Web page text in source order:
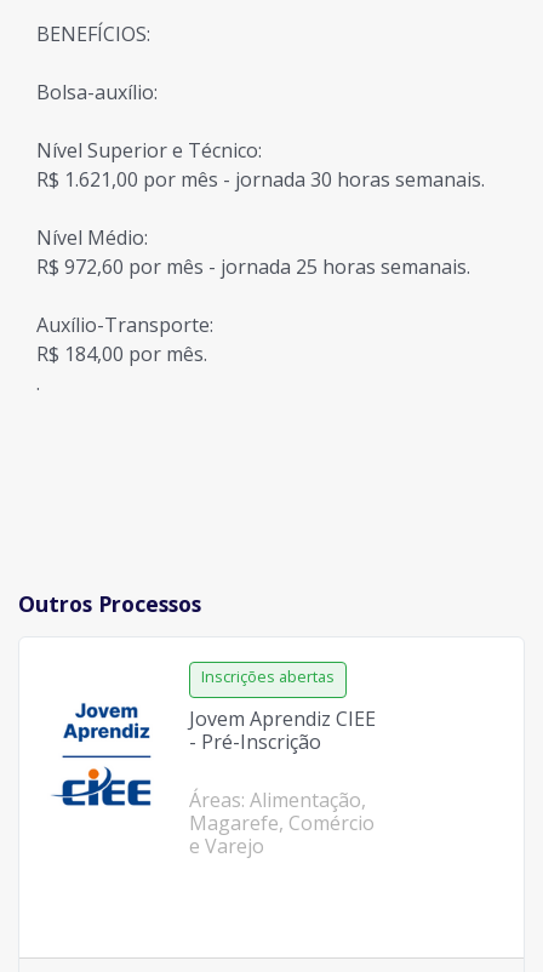
BENEFÍCIOS:
Bolsa-auxílio:
Nível Superior e Técnico:
R$ 1.621,00 por mês - jornada 30 horas semanais.
Nível Médio:
R$ 972,60 por mês - jornada 25 horas semanais.
Auxílio-Transporte:
R$ 184,00 por mês.
.
Outros Processos
Jovem Aprendiz CIEE
- Pré-Inscrição
Áreas: Alimentação,
Magarefe, Comércio
e Varejo